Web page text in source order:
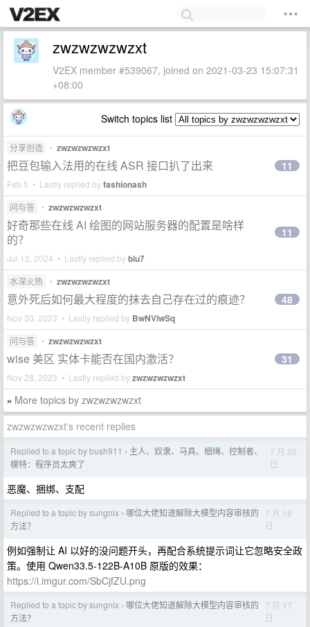
zwzwzwzwzxt
V2EX member #539067, joined on 2021-03-23 15:07:31
+08:00
Switch topics list
分享创造 • zwzwzwzwzxt
把豆包输入法用的在线 ASR 接口扒了出来
Feb 5 • Lastly replied byfashionash
11
问与答 • zwzwzwzwzxt
好奇那些在线 AI 绘图的网站服务器的配置是啥样
的？
Jul 12, 2024 • Lastly replied bybiu7
11
水深火热 • zwzwzwzwzxt
意外死后如何最大程度的抹去自己存在过的痕迹？
Nov 30, 2023 • Lastly replied by BwNVlwSq
48
问与答 • zwzwzwzwzxt
wise 美区 实体卡能否在国内激活？
Nov 28, 2023 • Lastly replied byzwzwzwzwzxt
31
» More topics by zwzwzwzwzxt
zwzwzwzwzxt's recent replies
Replied to a topic by bush911 › 主人、奴隶、马具、细绳、控制者、
模特：程序员太爽了
7 月 20
日
恶魔、捆绑、支配
Replied to a topic by sungnix › 哪位大佬知道解除大模型内容审核的
方法？
7 月 18
日
例如强制让 AI 以好的没问题开头，再配合系统提示词让它忽略安全政
策。使用 Qwen33.5-122B-A10B 原版的效果：
https://i.imgur.com/SbCjfZU.png
Replied to a topic by sungnix › 哪位大佬知道解除大模型内容审核的
方法？
7 月 17
日